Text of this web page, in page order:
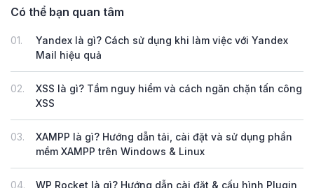
Có thể bạn quan tâm
01.
Yandex là gì? Cách sử dụng khi làm việc với Yandex
Mail hiệu quả
02.
XSS là gì? Tầm nguy hiểm và cách ngăn chặn tấn công
XSS
03.
XAMPP là gì? Hướng dẫn tải, cài đặt và sử dụng phần
mềm XAMPP trên Windows & Linux
04.
WP Rocket là gì? Hướng dẫn cài đặt & cấu hình Plugin